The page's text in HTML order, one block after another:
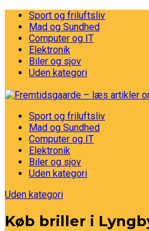
Sport og friluftsliv
Mad og Sundhed
Computer og IT
Elektronik
Biler og sjov
Uden kategori
Sport og friluftsliv
Mad og Sundhed
Computer og IT
Elektronik
Biler og sjov
Uden kategori
Uden kategori
Køb briller i